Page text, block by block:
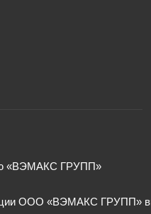
«ВЭМАКС ГРУПП»
ООО «ВЭМАКС ГРУПП»